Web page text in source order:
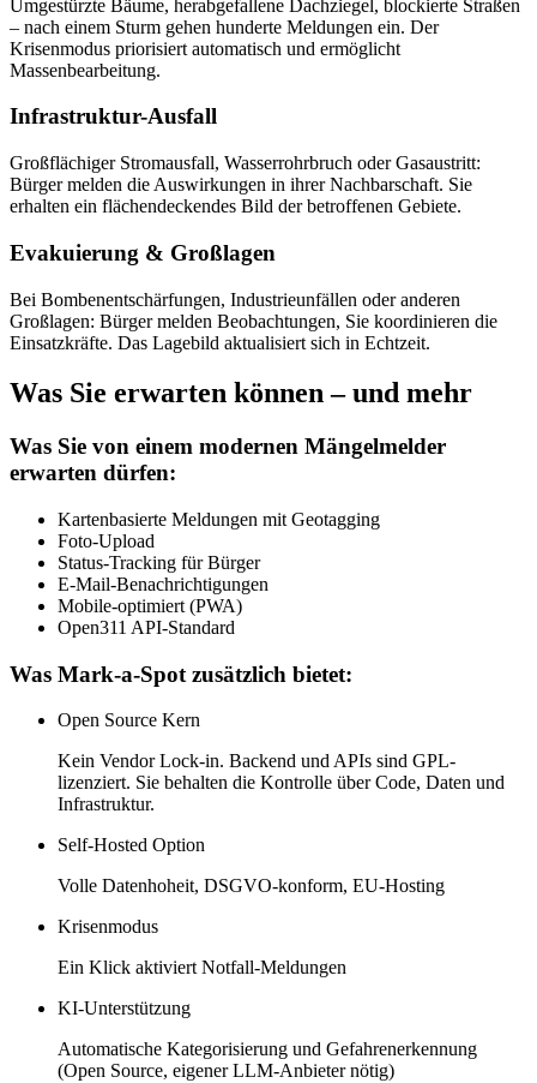
Umgestürzte Bäume, herabgefallene Dachziegel, blockierte Straßen
– nach einem Sturm gehen hunderte Meldungen ein. Der
Krisenmodus priorisiert automatisch und ermöglicht
Massenbearbeitung.
Infrastruktur-Ausfall
Großflächiger Stromausfall, Wasserrohrbruch oder Gasaustritt:
Bürger melden die Auswirkungen in ihrer Nachbarschaft. Sie
erhalten ein flächendeckendes Bild der betroffenen Gebiete.
Evakuierung & Großlagen
Bei Bombenentschärfungen, Industrieunfällen oder anderen
Großlagen: Bürger melden Beobachtungen, Sie koordinieren die
Einsatzkräfte. Das Lagebild aktualisiert sich in Echtzeit.
Was Sie erwarten können – und mehr
Was Sie von einem modernen Mängelmelder
erwarten dürfen:
Kartenbasierte Meldungen mit Geotagging
Foto-Upload
Status-Tracking für Bürger
E-Mail-Benachrichtigungen
Mobile-optimiert (PWA)
Open311 API-Standard
Was Mark-a-Spot zusätzlich bietet:
Open Source Kern
Kein Vendor Lock-in. Backend und APIs sind GPL-
lizenziert. Sie behalten die Kontrolle über Code, Daten und
Infrastruktur.
Self-Hosted Option
Volle Datenhoheit, DSGVO-konform, EU-Hosting
Krisenmodus
Ein Klick aktiviert Notfall-Meldungen
KI-Unterstützung
Automatische Kategorisierung und Gefahrenerkennung
(Open Source, eigener LLM-Anbieter nötig)